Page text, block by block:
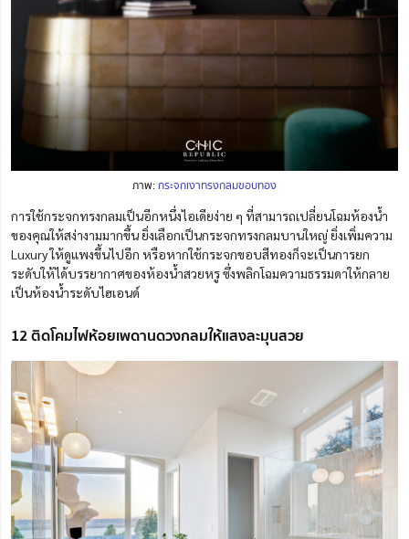
ภาพ:กระจกเงาทรงกลมขอบทอง
การใช้กระจกทรงกลมเป็นอีกหนึ่งไอเดียง่าย ๆ ที่สามารถเปลี่ยนโฉมห้องน้ำ
ของคุณให้สง่างามมากขึ้น ยิ่งเลือกเป็นกระจกทรงกลมบานใหญ่ ยิ่งเพิ่มความ
Luxury ให้ดูแพงขึ้นไปอีก หรือหากใช้กระจกขอบสีทองก็จะเป็นการยก
ระดับให้ได้บรรยากาศของห้องน้ำสวยหรู ซึ่งพลิกโฉมความธรรมดาให้กลาย
เป็นห้องน้ำระดับไฮเอนด์
12 ติดโคมไฟห้อยเพดานดวงกลมให้แสงละมุนสวย